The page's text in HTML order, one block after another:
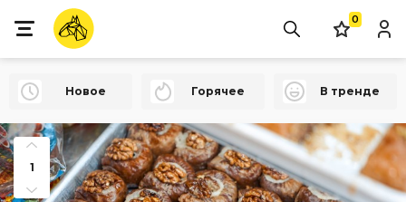
0
Новое Горячее В тренде
1